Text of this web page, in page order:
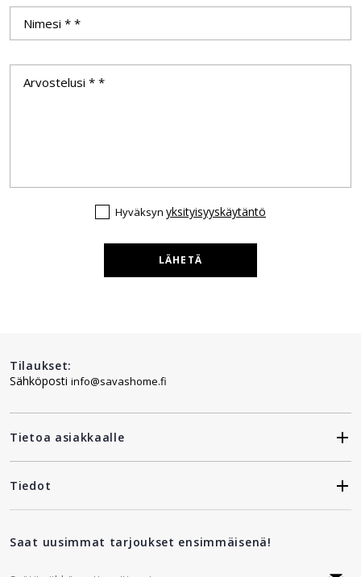
Hyväksyn yksityisyyskäytäntö
LÄHETÄ
Tilaukset:
Sähköposti info@savashome.fi
Tietoa asiakkaalle
Tiedot
Saat uusimmat tarjoukset ensimmäisenä!